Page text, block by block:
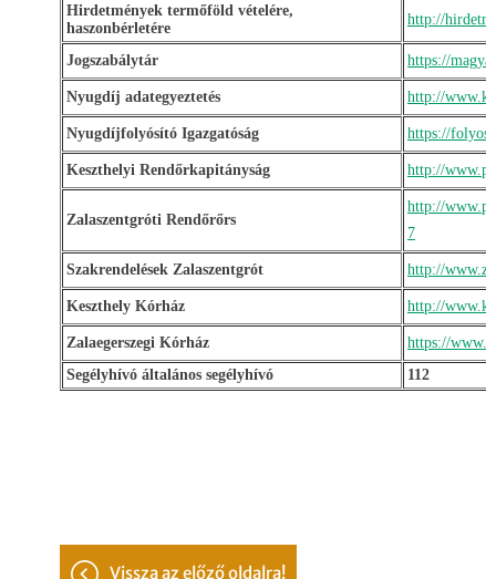
Hirdetmények termőföld vételére,
haszonbérletére
http://
Jogszabálytár https://
Nyugdíj adategyeztetés http://
Nyugdíjfolyósító Igazgatóság https://
Keszthelyi Rendőrkapitányság http://
Zalaszentgróti Rendőrőrs
http://
7
Szakrendelések Zalaszentgrót http://
Keszthely Kórház http://
Zalaegerszegi Kórház
https://
Segélyhívó általános segélyhívó
112
vissza az előző oldalra!